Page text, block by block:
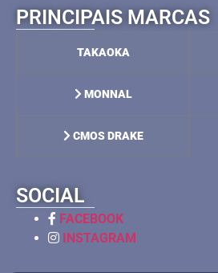
PRINCIPAIS MARCAS
TAKAOKA
MONNAL
CMOS DRAKE
SOCIAL
FACEBOOK
INSTAGRAM